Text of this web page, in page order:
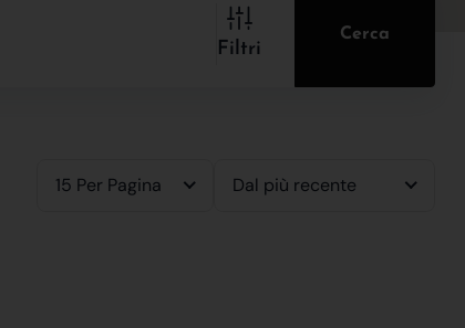
Filtri
Cerca
15 Per Pagina Dal più recente